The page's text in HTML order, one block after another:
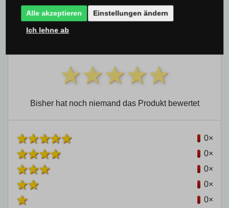
Gesamtwertung
Bisher hat noch niemand das Produkt bewertet
0×
0×
0×
0×
0×
Alle akzeptieren Einstellungen ändern
Ich lehne ab